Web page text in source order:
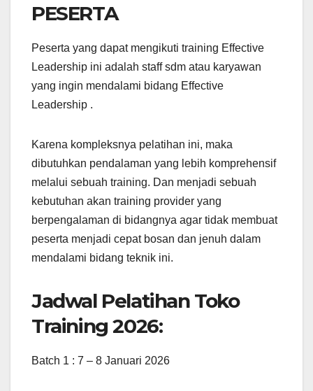
PESERTA
Peserta yang dapat mengikuti training Effective
Leadership ini adalah staff sdm atau karyawan
yang ingin mendalami bidang Effective
Leadership .
Karena kompleksnya pelatihan ini, maka
dibutuhkan pendalaman yang lebih komprehensif
melalui sebuah training. Dan menjadi sebuah
kebutuhan akan training provider yang
berpengalaman di bidangnya agar tidak membuat
peserta menjadi cepat bosan dan jenuh dalam
mendalami bidang teknik ini.
Jadwal Pelatihan Toko
Training 2026:
Batch 1 : 7 – 8 Januari 2026